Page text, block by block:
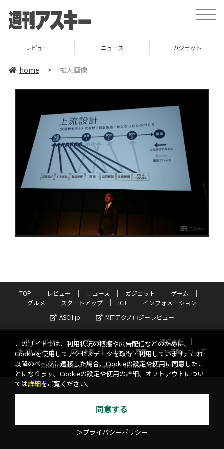
toggle
レビュー ニュース ガジェット
home > 拡大画像
TOP レビュー ニュース ガジェット
ゲーム
グルメ
スタートアップ ICT
インフォメーション
ASCII.jp
MITテクノロジーレビュー
サイトポリシー プライバシーポリシー
運営会社
お問い合わせ
広告掲載 スタッフ募集
電子版について
©KADOKAWA ASCII Research Laboratories, Inc. 2026
このサイトでは、利用状況の把握や広告配信などのために、
Cookieを使用してアクセスデータを取得・利用しています。これ
以降のページに遷移した場合、Cookieの設定や使用に同意したこ
とになります。Cookieの設定や使用の詳細、オプトアウトについ
ては詳細 をご覧ください。
同意する
＞プライバシーポリシー